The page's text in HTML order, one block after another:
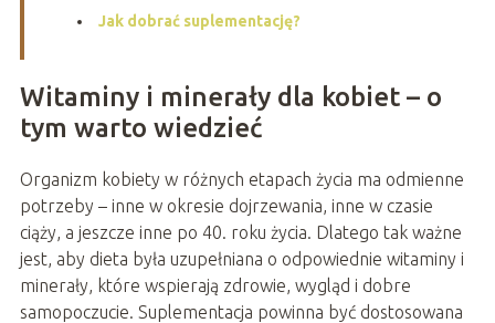
Jak dobrać suplementację?
Witaminy i minerały dla kobiet – o
tym warto wiedzieć
Organizm kobiety w różnych etapach życia ma odmienne
potrzeby – inne w okresie dojrzewania, inne w czasie
ciąży, a jeszcze inne po 40. roku życia. Dlatego tak ważne
jest, aby dieta była uzupełniana o odpowiednie witaminy i
minerały, które wspierają zdrowie, wygląd i dobre
samopoczucie. Suplementacja powinna być dostosowana